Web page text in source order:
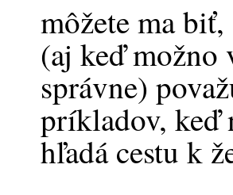
môžete ma
(aj keď možno
správne)
príkladov, keď
hľadá cestu k